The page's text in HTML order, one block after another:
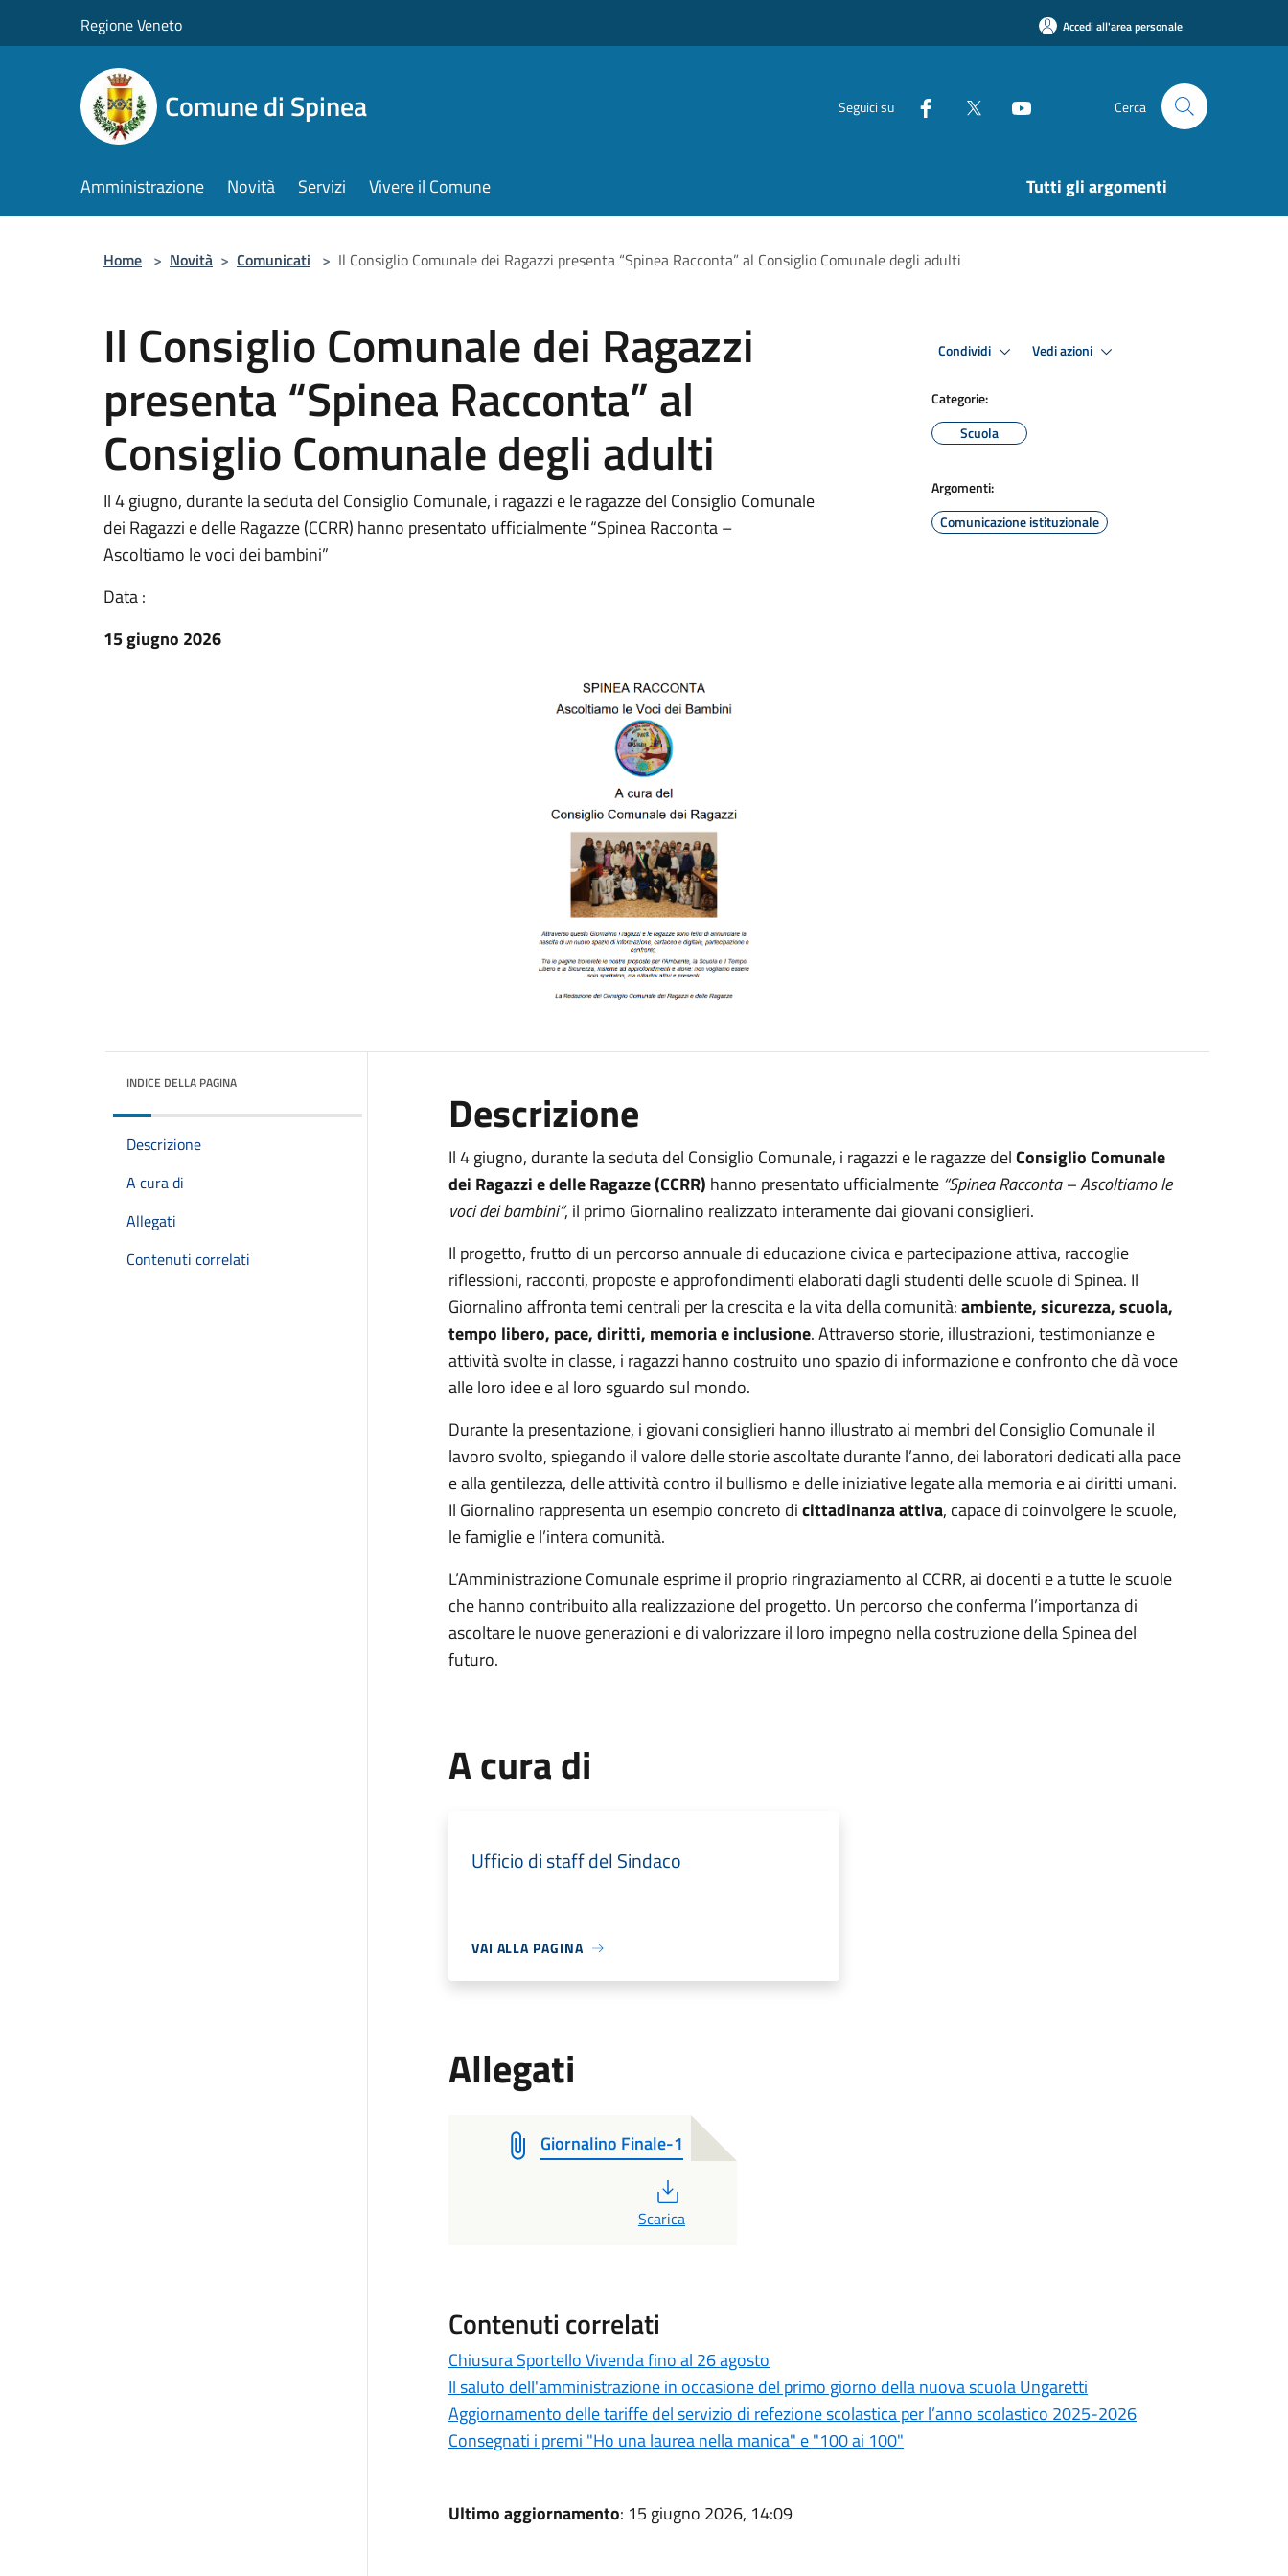
Regione Veneto Accedi all'area personale
Comune di Spinea Seguici su Cerca
Amministrazione Novità Servizi Vivere il Comune Tutti gli argomenti
Home > Novità > Comunicati > Il Consiglio Comunale dei Ragazzi presenta “Spinea Racconta” al Consiglio Comunale degli adulti
Il Consiglio Comunale dei Ragazzi
presenta “Spinea Racconta” al
Consiglio Comunale degli adulti
Il 4 giugno, durante la seduta del Consiglio Comunale, i ragazzi e le ragazze del Consiglio Comunale
dei Ragazzi e delle Ragazze (CCRR) hanno presentato ufficialmente “Spinea Racconta –
Ascoltiamo le voci dei bambini”
Data :
15 giugno 2026
Condividi Vedi azioni
Categorie:
Scuola
Argomenti:
Comunicazione istituzionale
INDICE DELLA PAGINA
Descrizione
A cura di
Allegati
Contenuti correlati
Descrizione
Il 4 giugno, durante la seduta del Consiglio Comunale, i ragazzi e le ragazze del Consiglio Comunale
dei Ragazzi e delle Ragazze (CCRR) hanno presentato ufficialmente “Spinea Racconta – Ascoltiamo le
voci dei bambini”, il primo Giornalino realizzato interamente dai giovani consiglieri.
Il progetto, frutto di un percorso annuale di educazione civica e partecipazione attiva, raccoglie
riflessioni, racconti, proposte e approfondimenti elaborati dagli studenti delle scuole di Spinea. Il
Giornalino affronta temi centrali per la crescita e la vita della comunità: ambiente, sicurezza, scuola,
tempo libero, pace, diritti, memoria e inclusione. Attraverso storie, illustrazioni, testimonianze e
attività svolte in classe, i ragazzi hanno costruito uno spazio di informazione e confronto che dà voce
alle loro idee e al loro sguardo sul mondo.
Durante la presentazione, i giovani consiglieri hanno illustrato ai membri del Consiglio Comunale il
lavoro svolto, spiegando il valore delle storie ascoltate durante l’anno, dei laboratori dedicati alla pace
e alla gentilezza, delle attività contro il bullismo e delle iniziative legate alla memoria e ai diritti umani.
Il Giornalino rappresenta un esempio concreto di cittadinanza attiva, capace di coinvolgere le scuole,
le famiglie e l’intera comunità.
L’Amministrazione Comunale esprime il proprio ringraziamento al CCRR, ai docenti e a tutte le scuole
che hanno contribuito alla realizzazione del progetto. Un percorso che conferma l’importanza di
ascoltare le nuove generazioni e di valorizzare il loro impegno nella costruzione della Spinea del
futuro.
A cura di
Ufficio di staff del Sindaco
VAI ALLA PAGINA
Allegati
Giornalino Finale-1
Scarica
Contenuti correlati
Chiusura Sportello Vivenda fino al 26 agosto
Il saluto dell'amministrazione in occasione del primo giorno della nuova scuola Ungaretti
Aggiornamento delle tariffe del servizio di refezione scolastica per l’anno scolastico 2025-2026
Consegnati i premi "Ho una laurea nella manica" e "100 ai 100"
Ultimo aggiornamento: 15 giugno 2026, 14:09